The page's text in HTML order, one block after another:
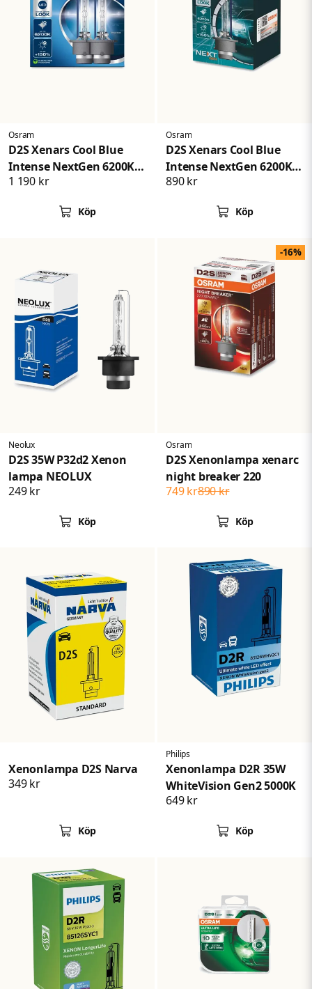
Osram
D2S Xenars Cool Blue
Intense NextGen 6200K
2-pack
1 190 kr
Köp
Osram
D2S Xenars Cool Blue
Intense NextGen 6200K
150
890 kr
Köp
Neolux
D2S 35W P32d2 Xenon
lampa NEOLUX
249 kr
Köp
Osram
D2S Xenonlampa xenarc
night breaker 220
890 kr
749 kr
Köp
-16%
Xenonlampa D2S Narva
349 kr
Köp
Philips
Xenonlampa D2R 35W
WhiteVision Gen2 5000K
649 kr
Köp